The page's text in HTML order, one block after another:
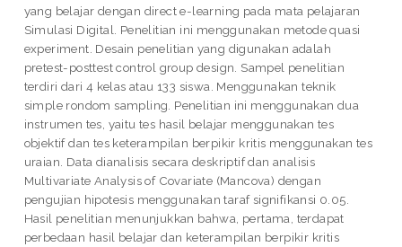
yang belajar dengan direct e-learning pada mata pelajaran
Simulasi Digital. Penelitian ini menggunakan metode quasi
experiment. Desain penelitian yang digunakan adalah
pretest-posttest control group design. Sampel penelitian
terdiri dari 4 kelas atau 133 siswa. Menggunakan teknik
simple rondom sampling. Penelitian ini menggunakan dua
instrumen tes, yaitu tes hasil belajar menggunakan tes
objektif dan tes keterampilan berpikir kritis menggunakan tes
uraian. Data dianalisis secara deskriptif dan analisis
Multivariate Analysis of Covariate (Mancova) dengan
pengujian hipotesis menggunakan taraf signifikansi 0.05.
Hasil penelitian menunjukkan bahwa, pertama, terdapat
perbedaan hasil belajar dan keterampilan berpikir kritis